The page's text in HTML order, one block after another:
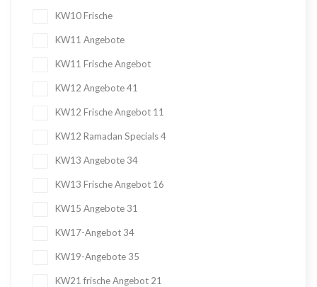
KW10 Frische
KW11 Angebote
KW11 Frische Angebot
KW12 Angebote 41
KW12 Frische Angebot 11
KW12 Ramadan Specials 4
KW13 Angebote 34
KW13 Frische Angebot 16
KW15 Angebote 31
KW17-Angebot 34
KW19-Angebote 35
KW21 frische Angebot 21